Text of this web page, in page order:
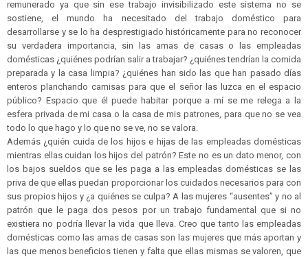
remunerado ya que sin ese trabajo invisibilizado este sistema no se
sostiene, el mundo ha necesitado del trabajo doméstico para
desarrollarse y se lo ha desprestigiado históricamente para no reconocer
su verdadera importancia, sin las amas de casas o las empleadas
domésticas ¿quiénes podrían salir a trabajar? ¿quiénes tendrían la comida
preparada y la casa limpia? ¿quiénes han sido las que han pasado días
enteros planchando camisas para que el señor las luzca en el espacio
público? Espacio que él puede habitar porque a mí se me relega a la
esfera privada de mi casa o la casa de mis patrones, para que no se vea
todo lo que hago y lo que no se ve, no se valora.
Además ¿quién cuida de los hijos e hijas de las empleadas domésticas
mientras ellas cuidan los hijos del patrón? Este no es un dato menor, con
los bajos sueldos que se les paga a las empleadas domésticas se las
priva de que ellas puedan proporcionar los cuidados necesarios para con
sus propios hijos y ¿a quiénes se culpa? A las mujeres “ausentes” y no al
patrón que le paga dos pesos por un trabajo fundamental que si no
existiera no podría llevar la vida que lleva. Creo que tanto las empleadas
domésticas como las amas de casas son las mujeres que más aportan y
las que menos beneficios tienen y falta que ellas mismas se valoren, que